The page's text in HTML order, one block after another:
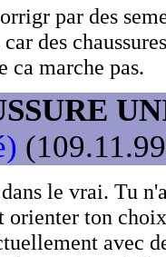
par des
des
ca marche pas.
le vrai. Tu
orienter ton
avec